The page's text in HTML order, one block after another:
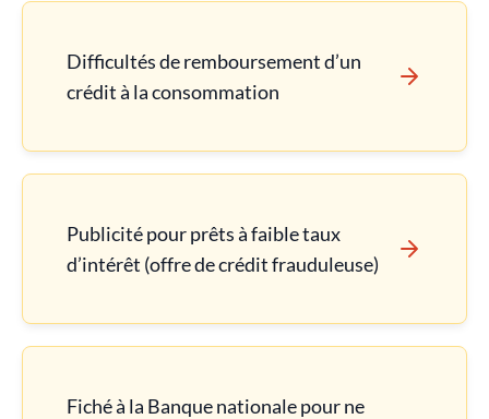
Difficultés de remboursement d’un
crédit à la consommation
Publicité pour prêts à faible taux
d’intérêt (offre de crédit frauduleuse)
Fiché à la Banque nationale pour ne